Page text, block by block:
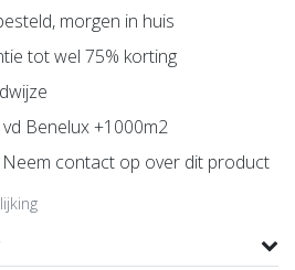
morgen in huis
tot wel 75% korting
Benelux +1000m2
Neem contact op over dit product